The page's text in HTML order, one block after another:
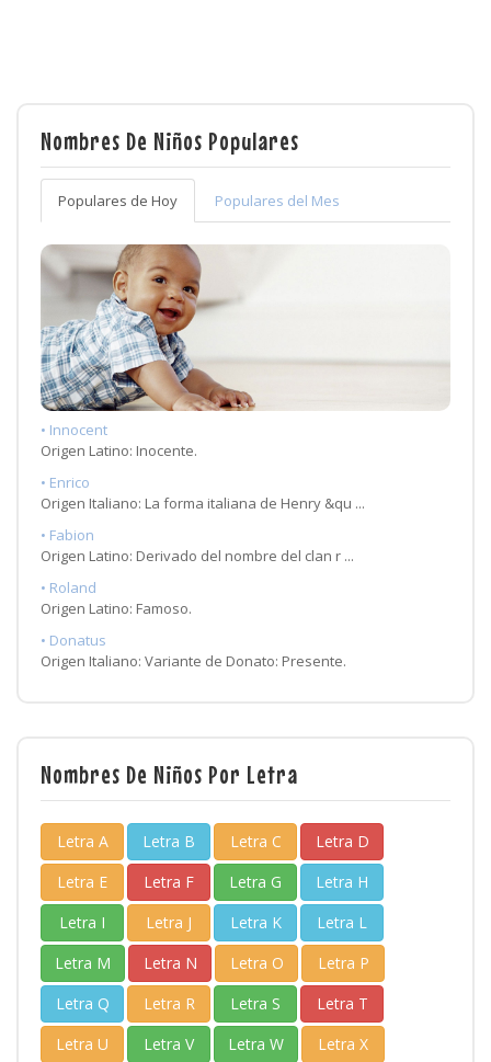
Nombres De Niños Populares
Populares de Hoy Populares del Mes
• Innocent
Origen Latino: Inocente.
• Enrico
Origen Italiano: La forma italiana de Henry &qu ...
• Fabion
Origen Latino: Derivado del nombre del clan r ...
• Roland
Origen Latino: Famoso.
• Donatus
Origen Italiano: Variante de Donato: Presente.
Nombres De Niños Por Letra
Letra A Letra B Letra C
Letra D
Letra E
Letra F Letra G
Letra H
Letra I
Letra J Letra K
Letra L
Letra M
Letra N Letra O
Letra P
Letra Q
Letra R Letra S
Letra T
Letra U
Letra V Letra W
Letra X